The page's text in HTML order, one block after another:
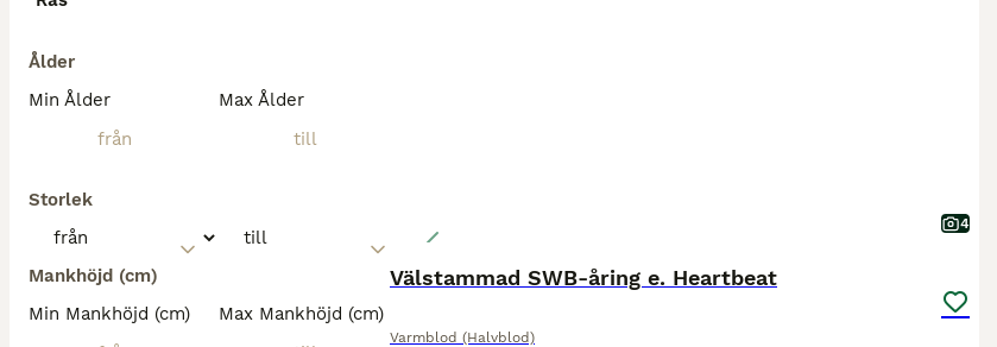
Ålder
Min Ålder
Max Ålder
Storlek
Mankhöjd (cm)
Min Mankhöjd (cm)
Max Mankhöjd (cm)
4
Välstammad SWB-åring e. Heartbeat
Varmblod (Halvblod)